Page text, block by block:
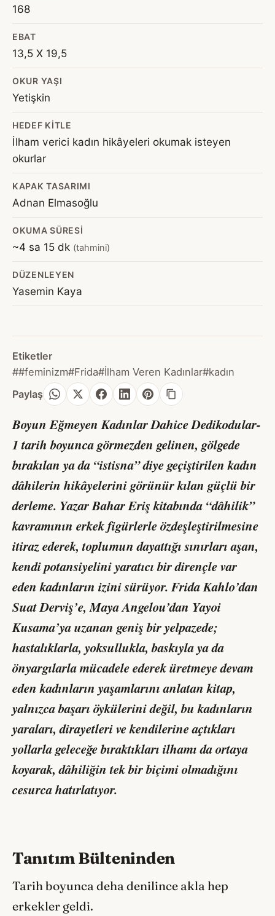
168
EBAT
13,5 X 19,5
OKUR YAŞI
Yetişkin
HEDEF KITLE
İlham verici kadın hikâyeleri okumak isteyen
okurlar
KAPAK TASARIMI
Adnan Elmasoğlu
OKUMA SÜRESI
~4 sa 15 dk (tahmini)
DÜZENLEYEN
Yasemin Kaya
Etiketler
##feminizm#Frida#İlham Veren Kadınlar#kadın
Paylaş
Boyun Eğmeyen Kadınlar Dahice Dedikodular-
1tarih boyunca görmezden gelinen, gölgede
bırakılan ya da “istisna” diye geçiştirilen kadın
dâhilerin hikâyelerini görünür kılan güçlü bir
derleme. Yazar Bahar Eriş kitabında “dâhilik”
kavramının erkek figürlerle özdeşleştirilmesine
itiraz ederek, toplumun dayattığı sınırları aşan,
kendi potansiyelini yaratıcı bir dirençle var
eden kadınların izini sürüyor. Frida Kahlo’dan
Suat Derviş’e, Maya Angelou’dan Yayoi
Kusama’ya uzanan geniş bir yelpazede;
hastalıklarla, yoksullukla, baskıyla ya da
önyargılarla mücadele ederek üretmeye devam
eden kadınların yaşamlarını anlatan kitap,
yalnızca başarı öykülerini değil, bu kadınların
yaraları, dirayetleri ve kendilerine açtıkları
yollarla geleceğe bıraktıkları ilhamı da ortaya
koyarak, dâhiliğin tek bir biçimi olmadığını
cesurca hatırlatıyor.
Tanıtım Bülteninden
Tarih boyunca deha denilince akla hep
erkekler geldi.